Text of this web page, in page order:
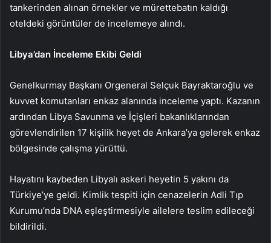
tankerinden alınan örnekler ve mürettebatın kaldığı
oteldeki görüntüler de incelemeye alındı.
Libya’dan İnceleme Ekibi Geldi
Genelkurmay Başkanı Orgeneral Selçuk Bayraktaroğlu ve
kuvvet komutanları enkaz alanında inceleme yaptı. Kazanın
ardından Libya Savunma ve İçişleri bakanlıklarından
görevlendirilen 17 kişilik heyet de Ankara’ya gelerek enkaz
bölgesinde çalışma yürüttü.
Hayatını kaybeden Libyalı askeri heyetin 5 yakını da
Türkiye’ye geldi. Kimlik tespiti için cenazelerin Adli Tıp
Kurumu’nda DNA eşleştirmesiyle ailelere teslim edileceği
bildirildi.